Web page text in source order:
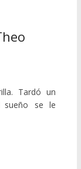
Tardó un
sueño se le